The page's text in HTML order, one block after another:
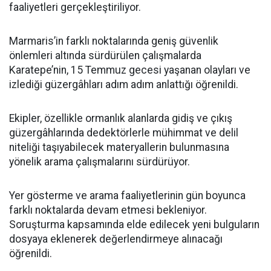
faaliyetleri gerçekleştiriliyor.
Marmaris’in farklı noktalarında geniş güvenlik
önlemleri altında sürdürülen çalışmalarda
Karatepe’nin, 15 Temmuz gecesi yaşanan olayları ve
izlediği güzergâhları adım adım anlattığı öğrenildi.
Ekipler, özellikle ormanlık alanlarda gidiş ve çıkış
güzergâhlarında dedektörlerle mühimmat ve delil
niteliği taşıyabilecek materyallerin bulunmasına
yönelik arama çalışmalarını sürdürüyor.
Yer gösterme ve arama faaliyetlerinin gün boyunca
farklı noktalarda devam etmesi bekleniyor.
Soruşturma kapsamında elde edilecek yeni bulguların
dosyaya eklenerek değerlendirmeye alınacağı
öğrenildi.